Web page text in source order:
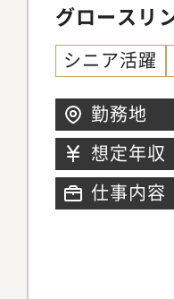
グロースリ
シニア活躍
勤務地
想定年収
仕事内容